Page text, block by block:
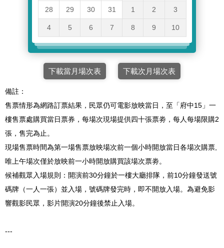
28 29 30 31 1 2 3
4 5 6 7 8 9 10
下載當月場次表 下載次月場次表
備註：
售票情形為網路訂票結果，民眾仍可電影放映當日，至「府中15」一
樓售票處購買當日票券，每場次現場提供四十張票劵，每人每場限購2
張，售完為止。
現場售票時間為第一場售票放映場次前一個小時開放當日各場次購票,
唯上午場次僅於放映前一小時開放購買該場次票劵。
候補觀眾入場規則：開演前30分鐘於一樓大廳排隊，前10分鐘發送號
碼牌（一人一張）並入場，號碼牌發完時，即不開放入場。為避免影
響觀影民眾，影片開演20分鐘後禁止入場。
---